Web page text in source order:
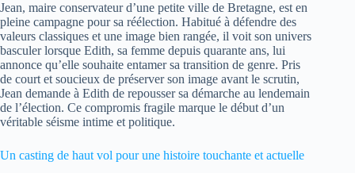
Jean, maire conservateur d’une petite ville de Bretagne, est en
pleine campagne pour sa réélection. Habitué à défendre des
valeurs classiques et une image bien rangée, il voit son univers
basculer lorsque Edith, sa femme depuis quarante ans, lui
annonce qu’elle souhaite entamer sa transition de genre. Pris
de court et soucieux de préserver son image avant le scrutin,
Jean demande à Edith de repousser sa démarche au lendemain
de l’élection. Ce compromis fragile marque le début d’un
véritable séisme intime et politique.
Un casting de haut vol pour une histoire touchante et actuelle